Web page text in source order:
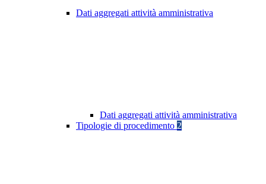
Dati aggregati attività amministrativa
Dati aggregati attività amministrativa
Tipologie di procedimento 2